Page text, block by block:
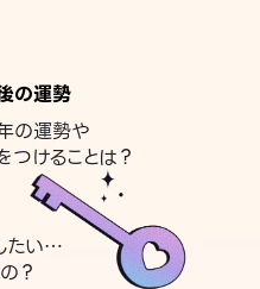
の運勢
の運勢や
つけることは？
たい…
？